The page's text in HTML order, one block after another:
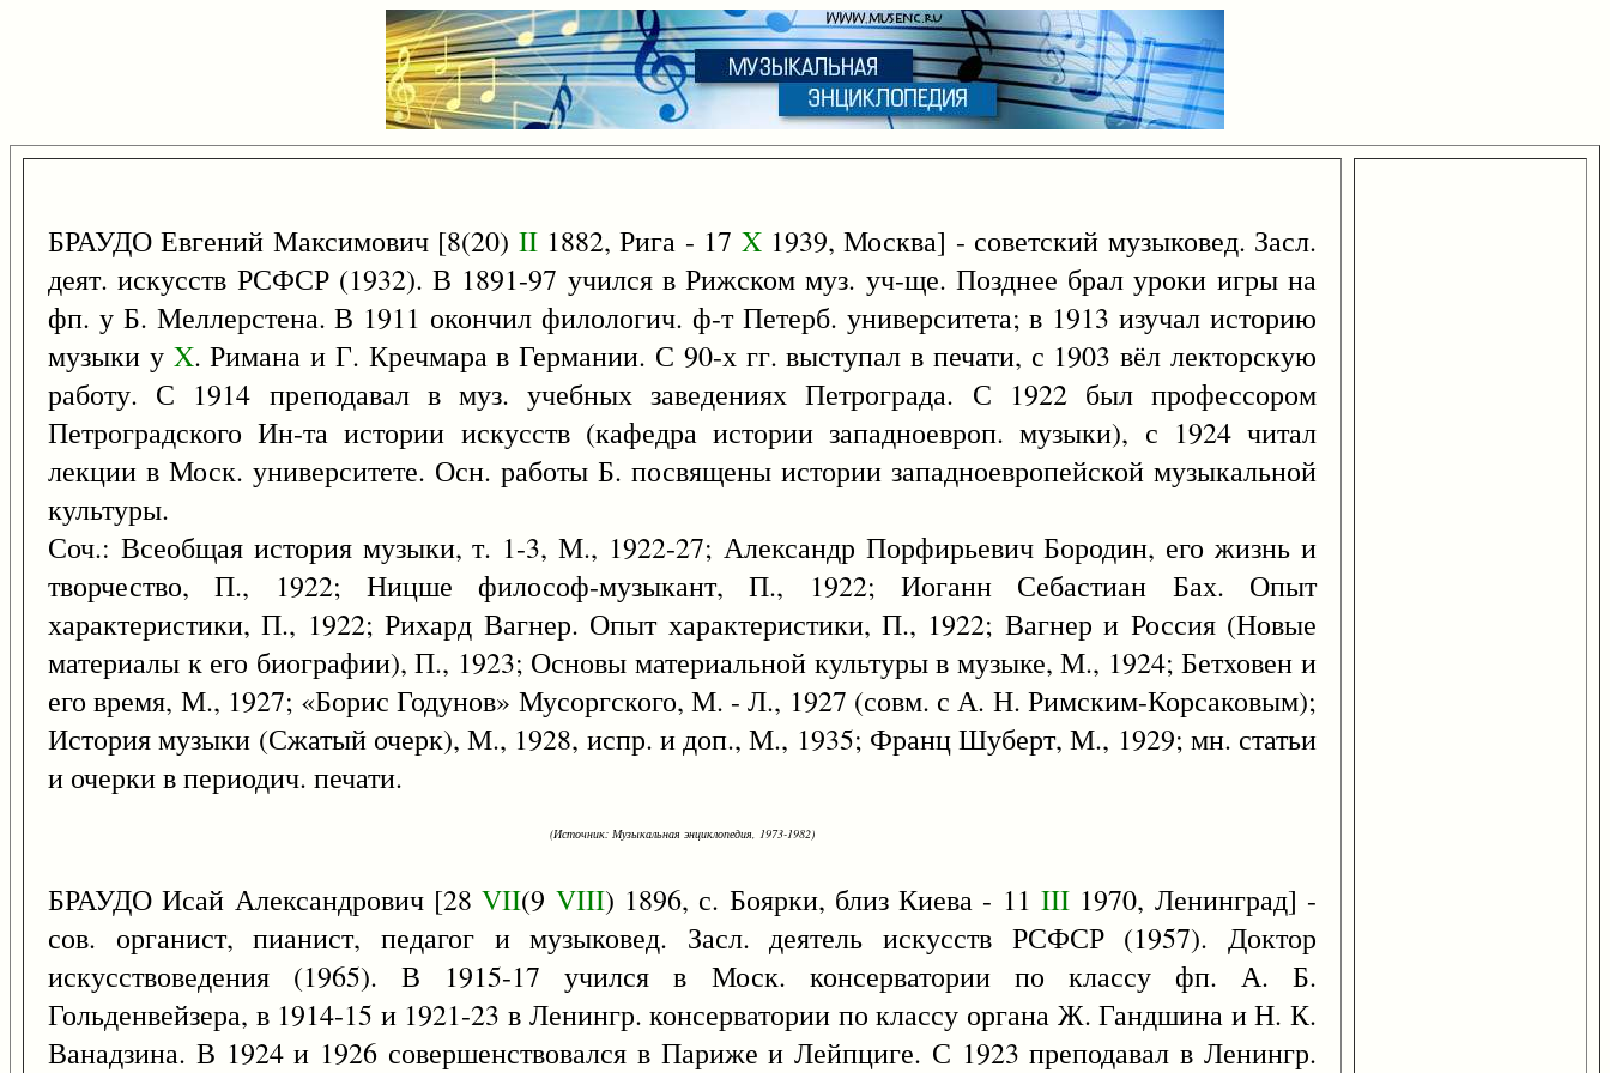
БРАУДО Евгений Максимович [8(20) II1882, Рига - 17 X1939, Москва] - советский музыковед. Засл.
деят. искусств РСФСР (1932). В 1891-97 учился в Рижском муз. уч-ще. Позднее брал уроки игры на
фп. у Б. Меллерстена. В 1911 окончил филологич. ф-т Петерб. университета; в 1913 изучал историю
музыки у X. Римана и Г. Кречмара в Германии. С 90-х гг. выступал в печати, с 1903 вёл лекторскую
работу. С 1914 преподавал в муз. учебных заведениях Петрограда. С 1922 был профессором
Петроградского Ин-та истории искусств (кафедра истории западноевроп. музыки), с 1924 читал
лекции в Моск. университете. Осн. работы Б. посвящены истории западноевропейской музыкальной
культуры.
Соч.: Всеобщая история музыки, т. 1-3, М., 1922-27; Александр Порфирьевич Бородин, его жизнь и
творчество, П., 1922; Ницше философ-музыкант, П., 1922; Иоганн Себастиан Бах. Опыт
характеристики, П., 1922; Рихард Вагнер. Опыт характеристики, П., 1922; Вагнер и Россия (Новые
материалы к его биографии), П., 1923; Основы материальной культуры в музыке, М., 1924; Бетховен и
его время, М., 1927; «Борис Годунов» Мусоргского, М. - Л., 1927 (совм. с А. Н. Римским-Корсаковым);
История музыки (Сжатый очерк), М., 1928, испр. и доп., М., 1935; Франц Шуберт, М., 1929; мн. статьи
и очерки в периодич. печати.
(Источник: Музыкальная энциклопедия, 1973-1982)
БРАУДО Исай Александрович [28VII(9 VIII) 1896, с. Боярки, близ Киева - 11III 1970, Ленинград] -
сов. органист, пианист, педагог и музыковед. Засл. деятель искусств РСФСР (1957). Доктор
искусствоведения (1965). В 1915-17 учился в Моск. консерватории по классу фп. А. Б.
Гольденвейзера, в 1914-15 и 1921-23 в Ленингр. консерватории по классу органа Ж. Гандшина и Н. К.
Ванадзина. В 1924 и 1926 совершенствовался в Париже и Лейпциге. С 1923 преподавал в Ленингр.